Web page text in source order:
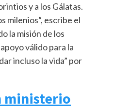
y a los Gálatas.
milenios”, escribe el
la misión de los
válido para la
incluso la vida” por
ministerio